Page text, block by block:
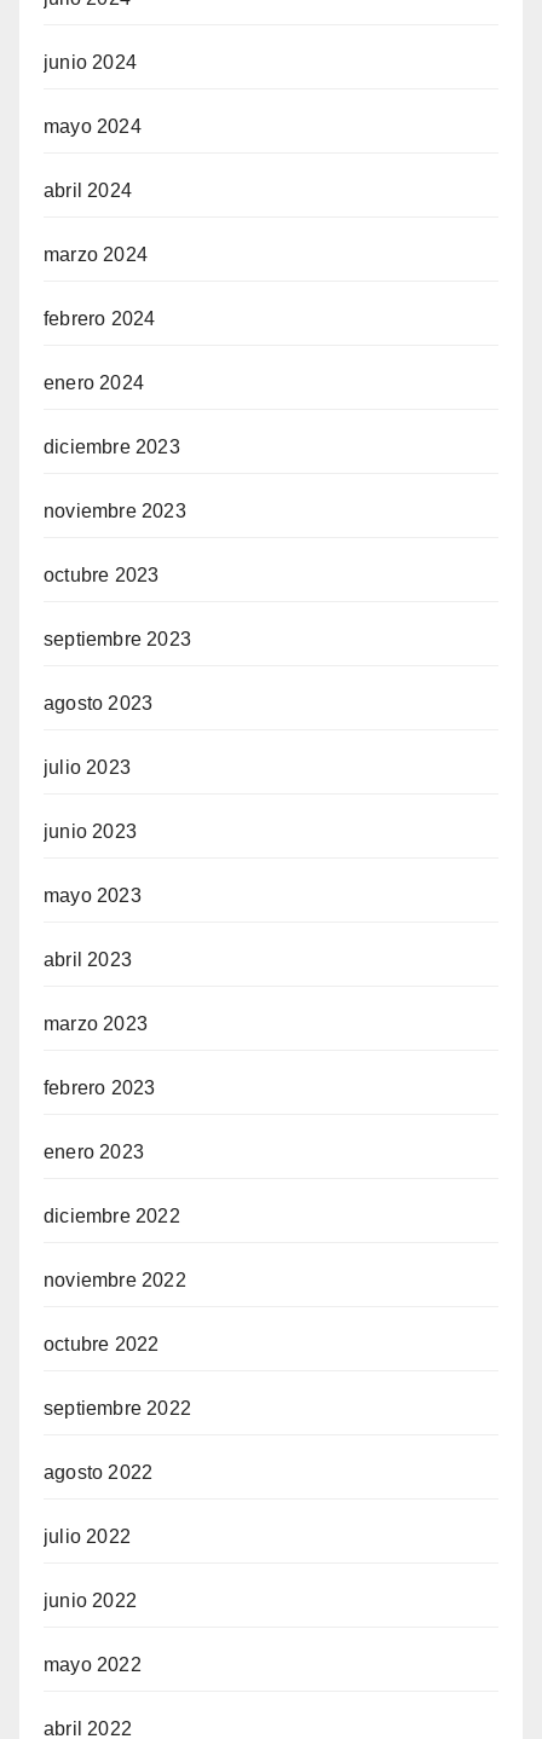
junio 2024
mayo 2024
abril 2024
marzo 2024
febrero 2024
enero 2024
diciembre 2023
noviembre 2023
octubre 2023
septiembre 2023
agosto 2023
julio 2023
junio 2023
mayo 2023
abril 2023
marzo 2023
febrero 2023
enero 2023
diciembre 2022
noviembre 2022
octubre 2022
septiembre 2022
agosto 2022
julio 2022
junio 2022
mayo 2022
abril 2022